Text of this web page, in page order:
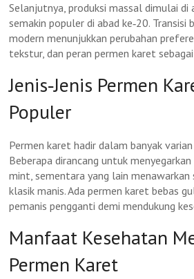
Selanjutnya, produksi massal dimulai di
semakin populer di abad ke‑20. Transisi
modern menunjukkan perubahan
tekstur, dan peran permen karet
Jenis‑Jenis Permen
Populer
Permen karet hadir dalam banyak
Beberapa dirancang untuk
mint, sementara yang lain menawarkan
klasik manis. Ada permen karet bebas
pemanis pengganti demi mendukung
Manfaat Kesehatan
Permen Karet